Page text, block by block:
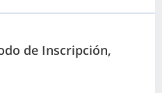
de Inscripción,